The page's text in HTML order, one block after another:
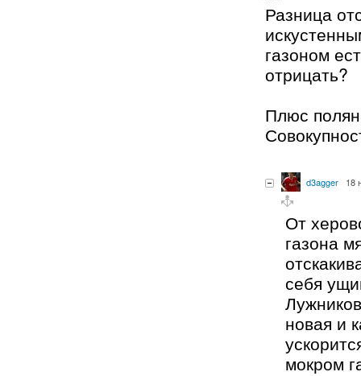
Разница
газоном
отрицать?
Плюс
d3agger 18
От
газона
себя
новая и
мокром